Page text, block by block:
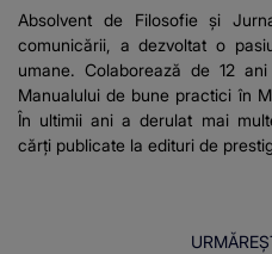
Absolvent de Filosofie și
comunicării, a dezvoltat o
umane. Colaborează de 12
Manualului de bune practici în
În ultimii ani a derulat mai
cărți publicate la edituri de